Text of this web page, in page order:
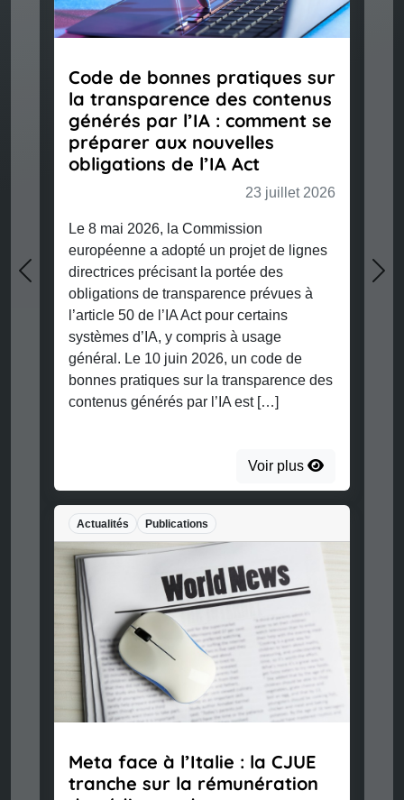
Code de bonnes pratiques sur
la transparence des contenus
générés par l’IA : comment se
préparer aux nouvelles
obligations de l’IA Act
23 juillet 2026
Le 8 mai 2026, la Commission
européenne a adopté un projet de lignes
directrices précisant la portée des
obligations de transparence prévues à
l’article 50 de l’IA Act pour certains
systèmes d’IA, y compris à usage
général. Le 10 juin 2026, un code de
bonnes pratiques sur la transparence des
contenus générés par l’IA est […]
Voir plus
Actualités Publications
Meta face à l’Italie : la CJUE
tranche sur la rémunération
Previous